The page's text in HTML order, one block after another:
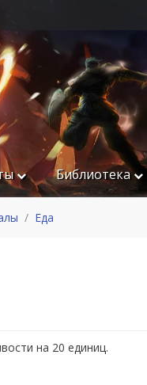
Библиотека
Еда
на 20 единиц.